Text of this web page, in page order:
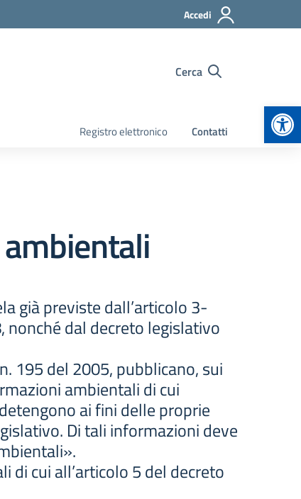
Accedi
Cerca
Registro elettronico Contatti
già previste dall’articolo 3-
nonché dal decreto legislativo
195 del 2005, pubblicano, sui
ambientali di cui
ai fini delle proprie
Di tali informazioni deve
di cui all’articolo 5 del decreto